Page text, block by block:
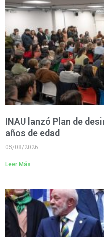
INAU lanzó Plan de
años de edad
05/08/2026
Leer Más